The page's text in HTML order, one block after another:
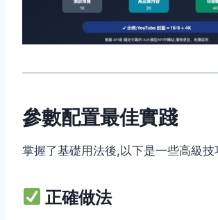
參數配置最佳實踐
掌握了基礎用法後,以下是一些高級
正確做法